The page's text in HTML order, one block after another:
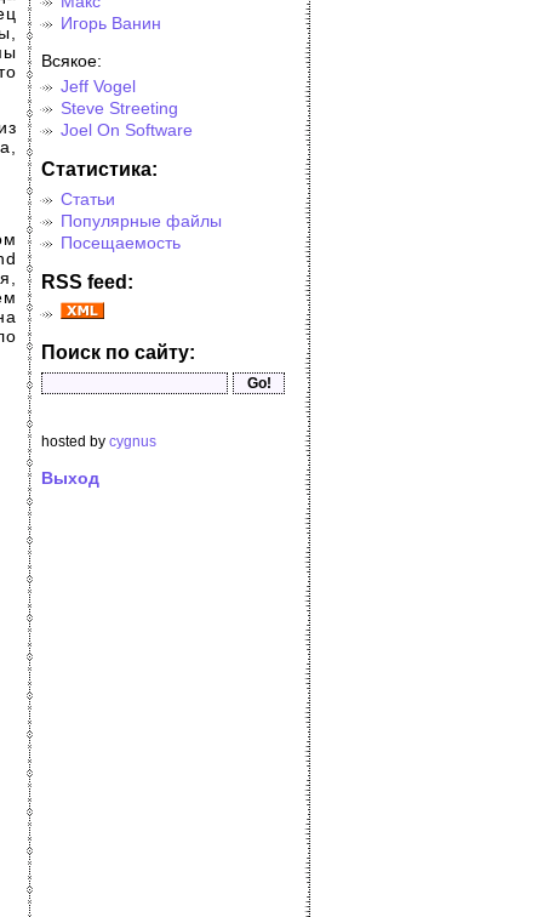
Игорь Ванин
Всякое:
Jeff Vogel
Steve Streeting
Joel On Software
Cтатистика:
Статьи
Популярные файлы
Посещаемость
RSS feed:
Поиск по сайту:
hosted by cygnus
Выход